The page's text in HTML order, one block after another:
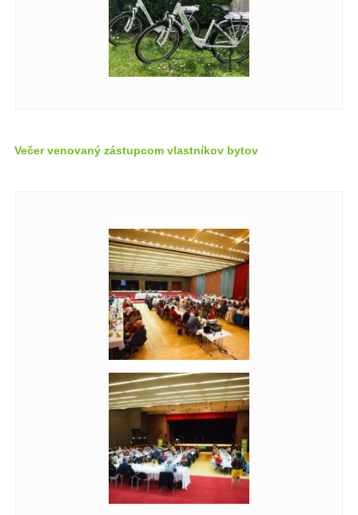
Večer venovaný zástupcom vlastníkov bytov